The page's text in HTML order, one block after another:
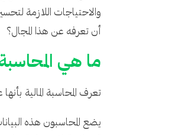
والاحتياجات اللازمة
أن تعرفه عن هذا المجال؟
ما هي المحاسبة
تعرف المحاسبة المالية
يضع المحاسبون هذه